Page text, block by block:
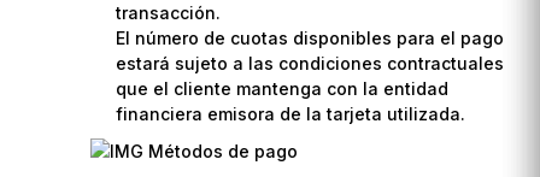
transacción.
El número de cuotas disponibles para el pago
estará sujeto a las condiciones contractuales
que el cliente mantenga con la entidad
financiera emisora de la tarjeta utilizada.